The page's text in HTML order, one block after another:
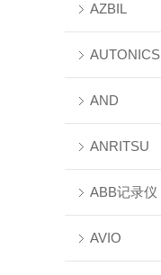
AZBIL
AUTONICS
AND
ANRITSU
ABB记录仪
AVIO